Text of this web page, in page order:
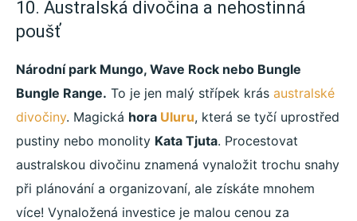
10. Australská divočina a nehostinná
poušť
Národní park Mungo, Wave Rock nebo Bungle
Bungle Range. To je jen malý střípek krás australské
divočiny. Magická hora Uluru, která se tyčí uprostřed
pustiny nebo monolity Kata Tjuta. Procestovat
australskou divočinu znamená vynaložit trochu snahy
při plánování a organizovaní, ale získáte mnohem
více! Vynaložená investice je malou cenou za